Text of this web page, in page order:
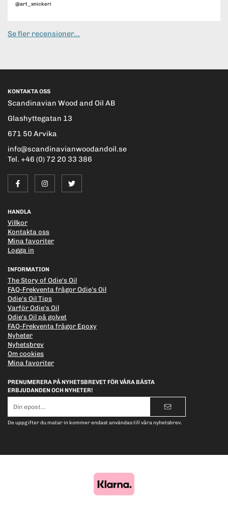
@art_snickeri
Se fler recensioner...
KONTAKTA OSS
Scandinavian Wood and Oil AB
Glashyttegatan 13
671 50 Arvika
info@scandinavianwoodandoil.se
Tel. +46 (0) 72 20 33 386
HANDLA
Villkor
Kontakta oss
Mina favoriter
Logga in
INFORMATION
The Story of Odie's Oil
FAQ-Frekventa frågor Odie's Oil
Odie's Oil Tips
Varför Odie's Oil
Odie's Oil på golvet
FAQ-Frekventa frågor Epoxy
Nyheter
Nyhetsbrev
Om cookies
Mina favoriter
PRENUMERERA PÅ NYHETSBREVET FÖR VÅRA BÄSTA
ERBJUDANDEN OCH NYHETER!
postadress
De uppgifter du matar in kommer endast användas till våra nyhetsbrev.